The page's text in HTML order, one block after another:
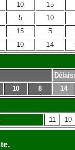
10 15
5 10
15 5
10 14
10 8 14
11 10